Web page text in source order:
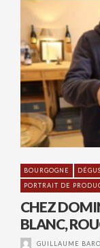
BOURGOGNE
PORTRAIT DE
CHEZ
BLANC,
GUILLAUME